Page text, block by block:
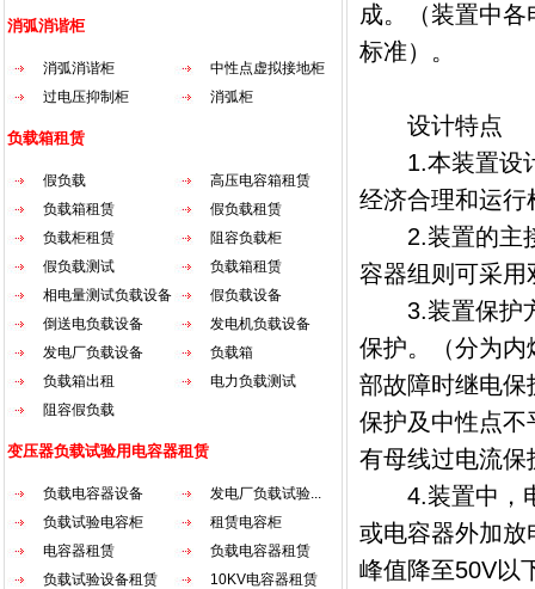
消弧消谐柜
消弧消谐柜
中性点虚拟接地柜
过电压抑制柜
消弧柜
负载箱租赁
假负载
高压电容箱租赁
负载箱租赁
假负载租赁
负载柜租赁
阻容负载柜
假负载测试
负载箱租赁
相电量测试负载设备
假负载设备
倒送电负载设备
发电机负载设备
发电厂负载设备
负载箱
负载箱出租
电力负载测试
阻容假负载
变压器负载试验用电容器租赁
负载电容器设备
发电厂负载试验...
负载试验电容柜
租赁电容柜
电容器租赁
负载电容器租赁
负载试验设备租赁
10KV电容器租赁
成。（装置中
标准）。
设计特点
1.本装置设
经济合理和运行
2.装置的主
容器组则可采用
3.装置保护
保护。（分为内
部故障时继电保
保护及中性点不
有母线过电流保
4.装置中，
或电容器外加放
峰值降至50V以